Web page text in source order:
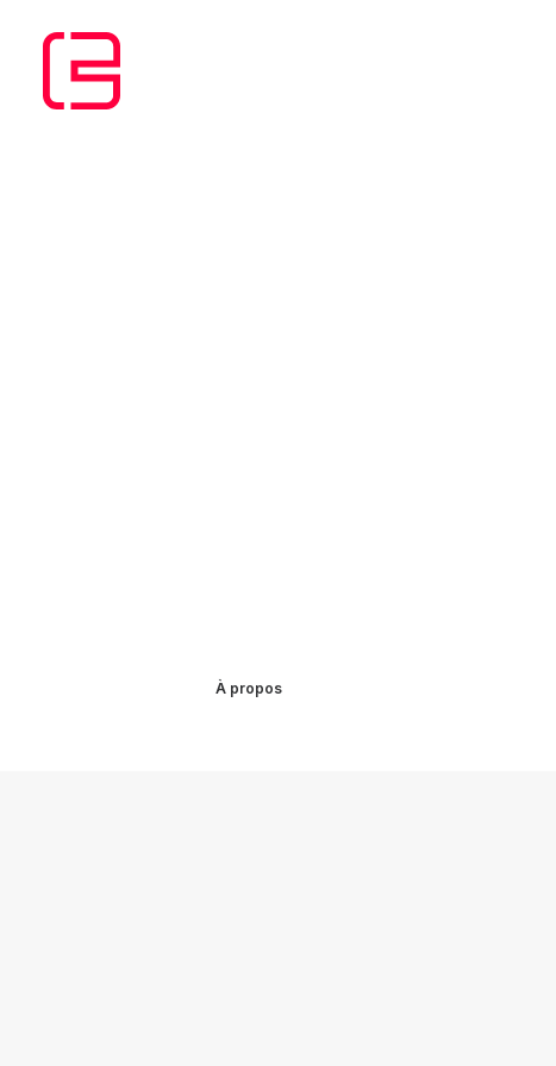
À propos